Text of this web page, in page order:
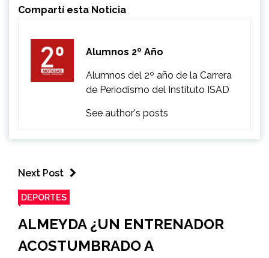
Compartí esta Noticia
Alumnos 2º Año
Alumnos del 2º año de la Carrera
de Periodismo del Instituto ISAD
See author's posts
Next Post
DEPORTES
ALMEYDA ¿UN ENTRENADOR
ACOSTUMBRADO A